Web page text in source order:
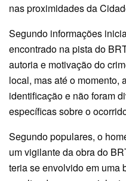
nas proximidades da
Segundo informações
encontrado na pista do
autoria e motivação do
local, mas até o momento,
identificação e não foram
específicas sobre o
Segundo populares, o
um vigilante da obra do
teria se envolvido em uma